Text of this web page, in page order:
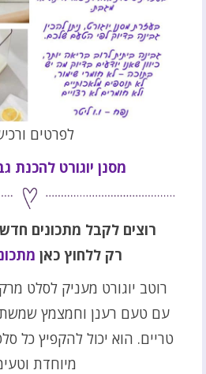
לפרטים
מסנן יוגורט להכנת
רוצים לקבל מתכונים
רק ללחוץ כאן
רוטב יוגורט מעניק לסלט
עם טעם רענן וחמצמץ
טריים. הוא יכול להקפיץ כל
מיוחדת